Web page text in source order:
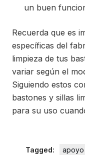
un buen
Recuerda que es
específicas del
limpieza de tus
variar según el
Siguiendo estos
bastones y sillas
para su uso
Tagged: apoyo